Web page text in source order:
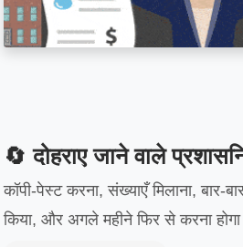
🔄 दोहराए जाने वाले
कॉपी-पेस्ट करना, संख्याएँ मिलाना, बार-
किया, और अगले महीने फिर से करना